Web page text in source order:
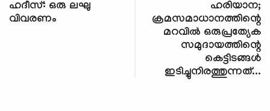
ഹദീസ്: ഒരു ലഘു
വിവരണം
ഹരിയാന;
ക്രമസമാധാനത്തിന്റെ
മറവില്‍ ഒരുപ്രത്യേക
സമുദായത്തിന്റെ
കെട്ടിടങ്ങള്‍
ഇടിച്ചുനിരത്തുന്നത്...